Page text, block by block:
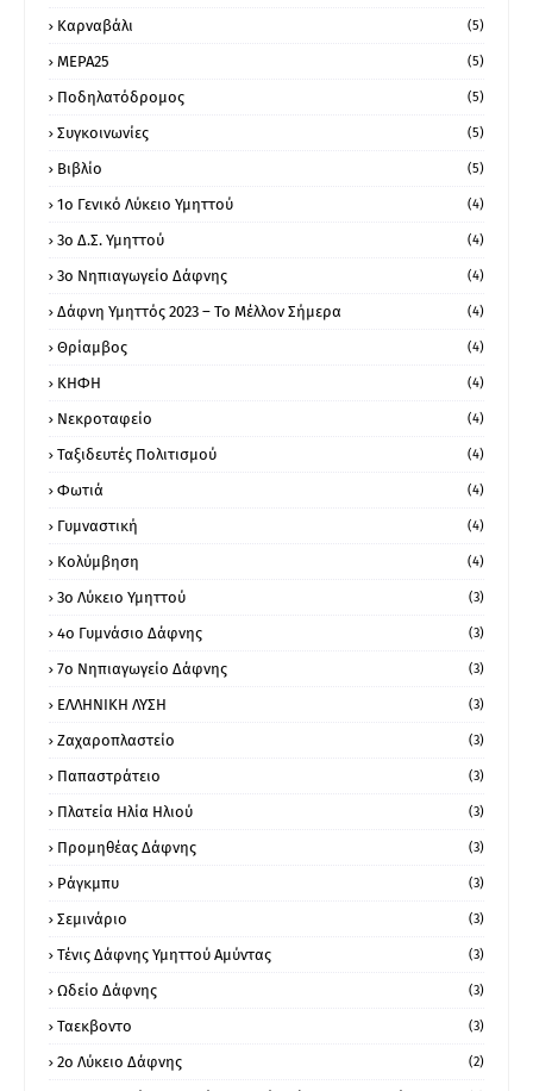
Καρναβάλι (5)
ΜΕΡΑ25 (5)
Ποδηλατόδρομος (5)
Συγκοινωνίες (5)
Βιβλίο (5)
1ο Γενικό Λύκειο Υμηττού (4)
3ο Δ.Σ. Υμηττού (4)
3ο Νηπιαγωγείο Δάφνης (4)
Δάφνη Υμηττός 2023 – Το Μέλλον Σήμερα (4)
Θρίαμβος (4)
ΚΗΦΗ (4)
Νεκροταφείο (4)
Ταξιδευτές Πολιτισμού (4)
Φωτιά (4)
Γυμναστική (4)
Κολύμβηση (4)
3ο Λύκειο Υμηττού (3)
4ο Γυμνάσιο Δάφνης (3)
7ο Νηπιαγωγείο Δάφνης (3)
ΕΛΛΗΝΙΚΗ ΛΥΣΗ (3)
Ζαχαροπλαστείο (3)
Παπαστράτειο (3)
Πλατεία Ηλία Ηλιού (3)
Προμηθέας Δάφνης (3)
Ράγκμπυ (3)
Σεμινάριο (3)
Τένις Δάφνης Υμηττού Αμύντας (3)
Ωδείο Δάφνης (3)
Ταεκβοντο (3)
2ο Λύκειο Δάφνης (2)